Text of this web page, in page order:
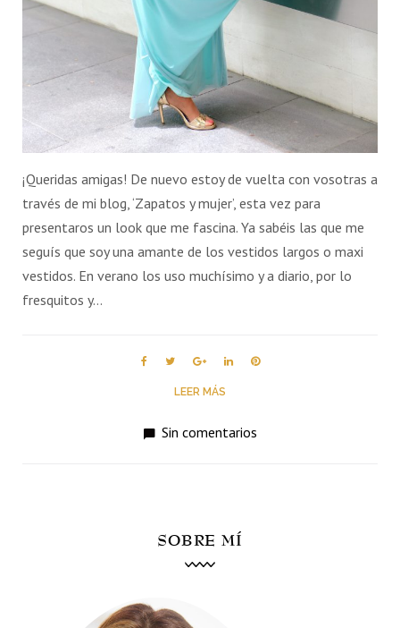
¡Queridas amigas! De nuevo estoy de vuelta con vosotras a
través de mi blog, ‘Zapatos y mujer’, esta vez para
presentaros un look que me fascina. Ya sabéis las que me
seguís que soy una amante de los vestidos largos o maxi
vestidos. En verano los uso muchísimo y a diario, por lo
fresquitos y…
LEER MÁS
Sin comentarios
SOBRE MÍ